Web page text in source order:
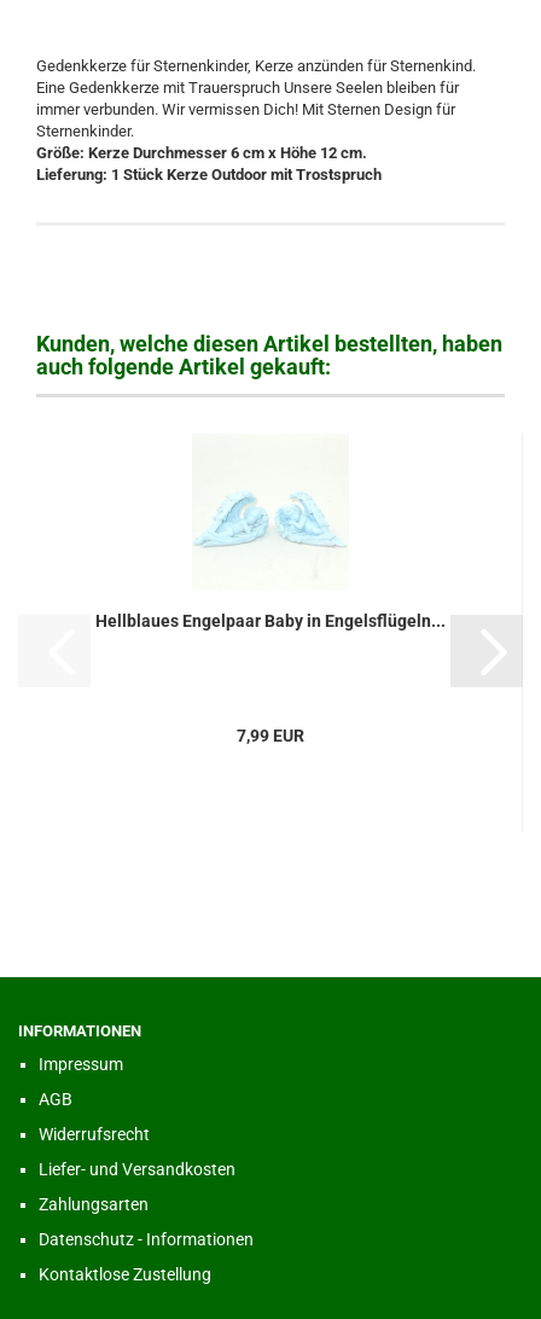
Gedenkkerze für Sternenkinder, Kerze anzünden für Sternenkind.
Eine Gedenkkerze mit Trauerspruch Unsere Seelen bleiben für
immer verbunden. Wir vermissen Dich! Mit Sternen Design für
Sternenkinder.
Größe: Kerze Durchmesser 6 cm x Höhe 12 cm.
Lieferung: 1 Stück Kerze Outdoor mit Trostspruch
Kunden, welche diesen Artikel bestellten, haben
auch folgende Artikel gekauft:
Hellblaues Engelpaar Baby in Engelsflügeln...
7,99 EUR
INFORMATIONEN
Impressum
AGB
Widerrufsrecht
Liefer- und Versandkosten
Zahlungsarten
Datenschutz - Informationen
Kontaktlose Zustellung